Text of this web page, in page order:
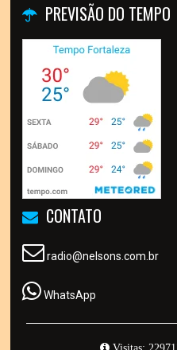
PREVISÃO DO TEMPO
CONTATO
radio@nelsons.com.br
WhatsApp
Visitas: